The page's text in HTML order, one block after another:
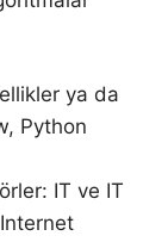
ya da
Python
IT ve IT